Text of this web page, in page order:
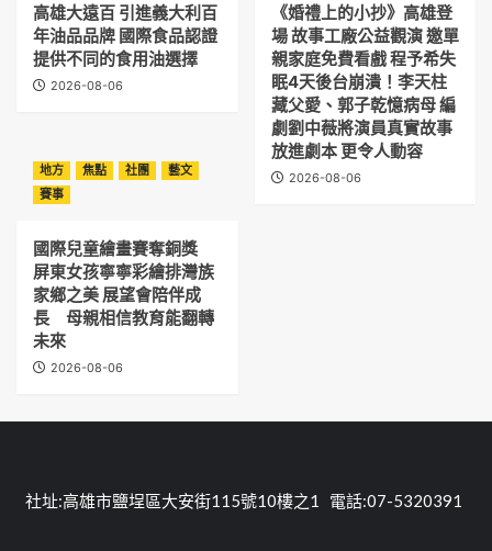
高雄大遠百 引進義大利百
年油品品牌 國際食品認證
提供不同的食用油選擇
2026-08-06
《婚禮上的小抄》高雄登
場 故事工廠公益觀演 邀單
親家庭免費看戲 程予希失
眠4天後台崩潰！李天柱
藏父愛、郭子乾憶病母 編
劇劉中薇將演員真實故事
放進劇本 更令人動容
2026-08-06
地方 焦點 社團
藝文
賽事
國際兒童繪畫賽奪銅獎
屏東女孩寧寧彩繪排灣族
家鄉之美 展望會陪伴成
長 母親相信教育能翻轉
未來
2026-08-06
社址:高雄市鹽埕區大安街115號10樓之1 電話:07-5320391